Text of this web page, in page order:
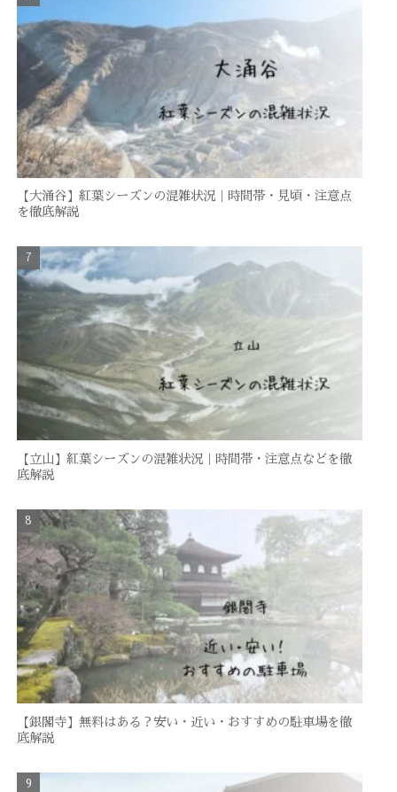
【大涌谷】紅葉シーズンの混雑状況｜時間帯・見頃・注意点
を徹底解説
【立山】紅葉シーズンの混雑状況｜時間帯・注意点などを徹
底解説
【銀閣寺】無料はある？安い・近い・おすすめの駐車場を徹
底解説